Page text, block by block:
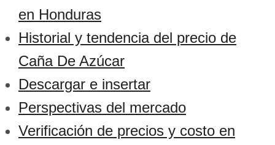
en Honduras
Historial y tendencia del precio de
Caña De Azúcar
Descargar e insertar
Perspectivas del mercado
Verificación de precios y costo en